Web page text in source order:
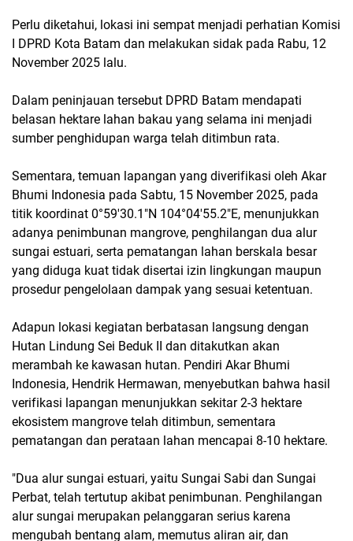
Perlu diketahui, lokasi ini sempat menjadi perhatian Komisi
I DPRD Kota Batam dan melakukan sidak pada Rabu, 12
November 2025 lalu.
Dalam peninjauan tersebut DPRD Batam mendapati
belasan hektare lahan bakau yang selama ini menjadi
sumber penghidupan warga telah ditimbun rata.
Sementara, temuan lapangan yang diverifikasi oleh Akar
Bhumi Indonesia pada Sabtu, 15 November 2025, pada
titik koordinat 0°59'30.1"N 104°04'55.2"E, menunjukkan
adanya penimbunan mangrove, penghilangan dua alur
sungai estuari, serta pematangan lahan berskala besar
yang diduga kuat tidak disertai izin lingkungan maupun
prosedur pengelolaan dampak yang sesuai ketentuan.
Adapun lokasi kegiatan berbatasan langsung dengan
Hutan Lindung Sei Beduk II dan ditakutkan akan
merambah ke kawasan hutan. Pendiri Akar Bhumi
Indonesia, Hendrik Hermawan, menyebutkan bahwa hasil
verifikasi lapangan menunjukkan sekitar 2-3 hektare
ekosistem mangrove telah ditimbun, sementara
pematangan dan perataan lahan mencapai 8-10 hektare.
"Dua alur sungai estuari, yaitu Sungai Sabi dan Sungai
Perbat, telah tertutup akibat penimbunan. Penghilangan
alur sungai merupakan pelanggaran serius karena
mengubah bentang alam, memutus aliran air, dan